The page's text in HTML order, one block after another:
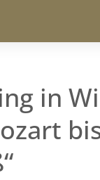
in